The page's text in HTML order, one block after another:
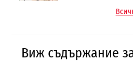
Виж съдържание